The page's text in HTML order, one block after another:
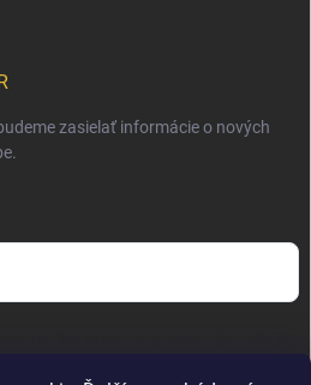
zasielať informácie o nových